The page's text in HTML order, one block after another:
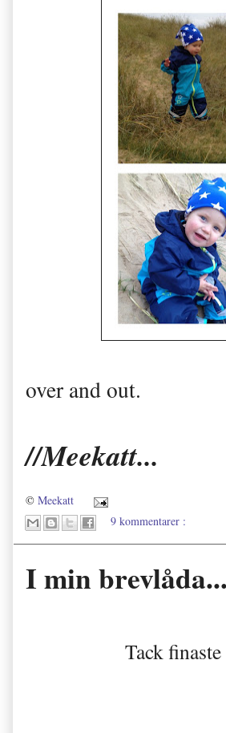
over and out.
//Meekatt...
© Meekatt
9 kommentarer :
I min brevlåda...
Tack finaste